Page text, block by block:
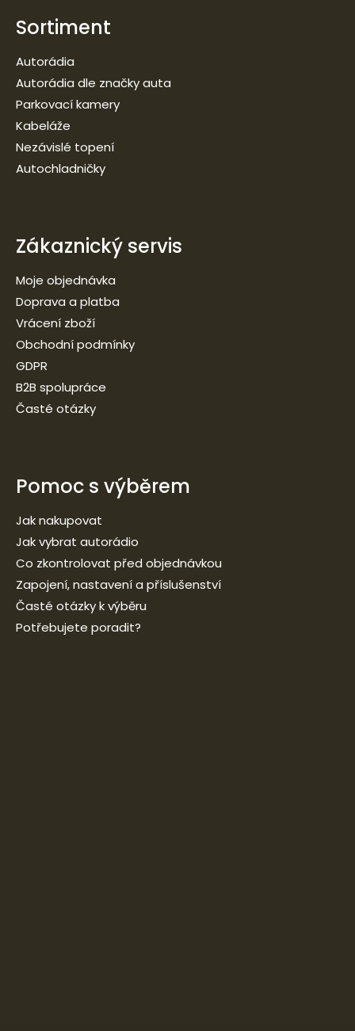
Sortiment
Autorádia
Autorádia dle značky auta
Parkovací kamery
Kabeláže
Nezávislé topení
Autochladničky
Zákaznický servis
Moje objednávka
Doprava a platba
Vrácení zboží
Obchodní podmínky
GDPR
B2B spolupráce
Časté otázky
Pomoc s výběrem
Jak nakupovat
Jak vybrat autorádio
Co zkontrolovat před objednávkou
Zapojení, nastavení a příslušenství
Časté otázky k výběru
Potřebujete poradit?